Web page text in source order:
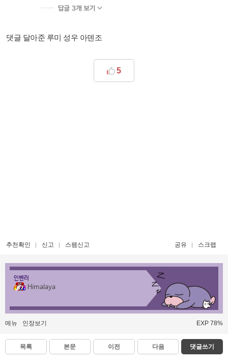
댓글 달아준 루미 성우 아덴조
5
추천확인 신고 스팸신고 공유 스크랩
인벤러
Himalaya
메뉴 인장보기 EXP 78%
목록 본문 이전 다음 댓글쓰기